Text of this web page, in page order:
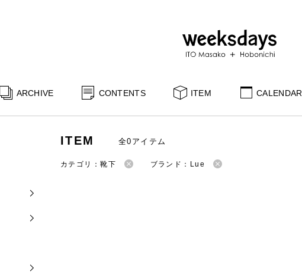
ARCHIVE CONTENTS ITEM CALENDAR
ITEM 全0アイテム
カテゴリ：靴下 ブランド：Lue